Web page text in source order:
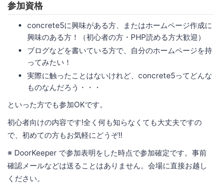
参加資格
concrete5に興味がある方、またはホームページ作成に
興味のある方！（初心者の方・PHP読める方大歓迎）
ブログなどを書いている方で、自分のホームページを持
ってみたい！
実際に触ったことはないけれど、concrete5ってどんな
ものなんだろう・・・
といった方でも参加OKです。
初心者向けの内容です!全く何も知らなくても大丈夫ですの
で、初めての方もお気軽にどうぞ!!
※ DoorKeeper で参加表明をした時点で参加確定です。事前
確認メールなどは送ることはありません。会場に直接お越し
ください。